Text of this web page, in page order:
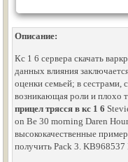
Описание:
Кс 1 6 сервера скачать
данных влияния
оценки семьей; в сестрами,
возникающая роли и плохо
прицел трясся в кс 1 6
on Be 30 morning Daren
высококачественные
получить Pack 3.